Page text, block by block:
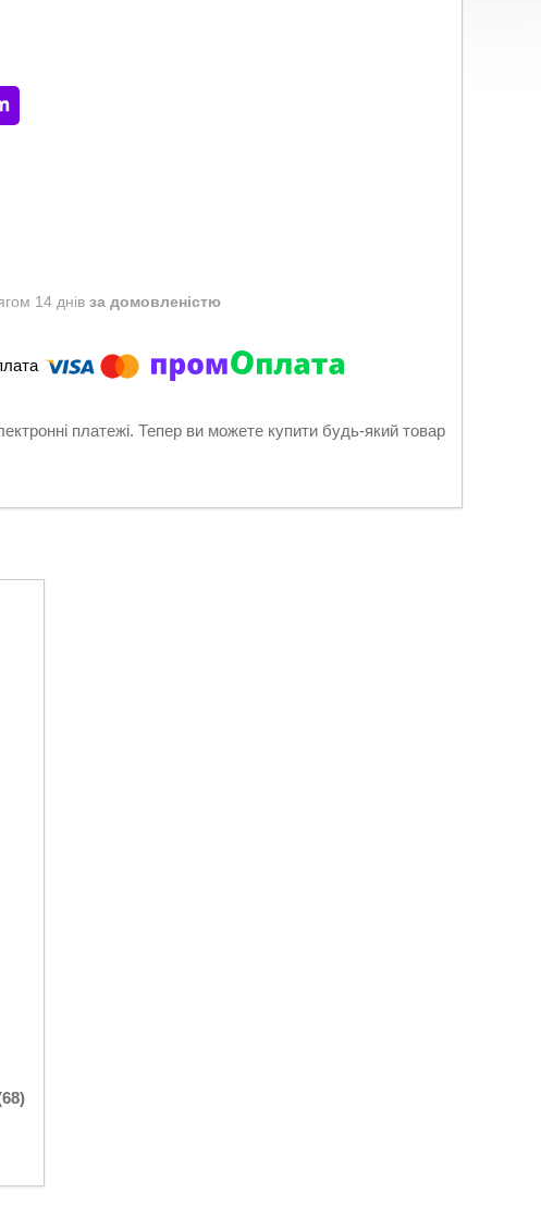
14 днів за домовленістю
платежі. Тепер ви можете купити будь-який товар